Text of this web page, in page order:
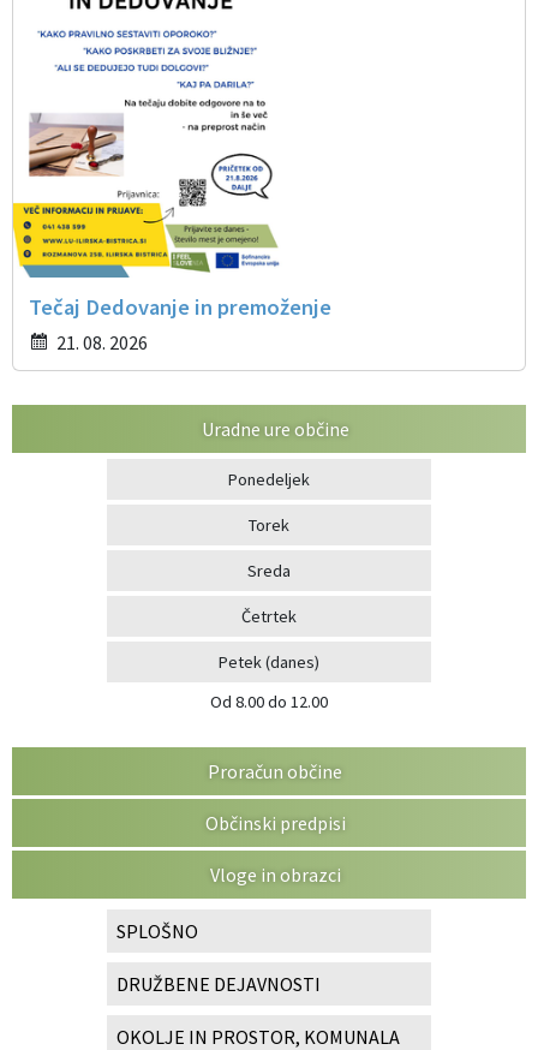
Tečaj Dedovanje in premoženje
21. 08. 2026
Uradne ure občine
Ponedeljek
Torek
Sreda
Četrtek
Petek(danes)
Od 8.00 do 12.00
Proračun občine
Občinski predpisi
Vloge in obrazci
SPLOŠNO
DRUŽBENE DEJAVNOSTI
OKOLJE IN PROSTOR, KOMUNALA